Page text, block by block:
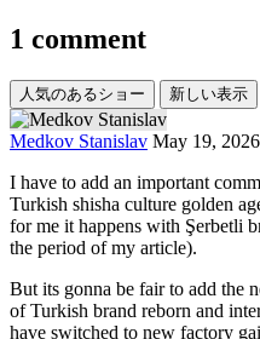
1 comment
人気のあるショー 新しい表示
Medkov Stanislav May 19, 2026
I have to add an important
Turkish shisha culture golden
for me it happens with Şerbetli
the period of my article).
But its gonna be fair to add the
of Turkish brand reborn and
have switched to new factory